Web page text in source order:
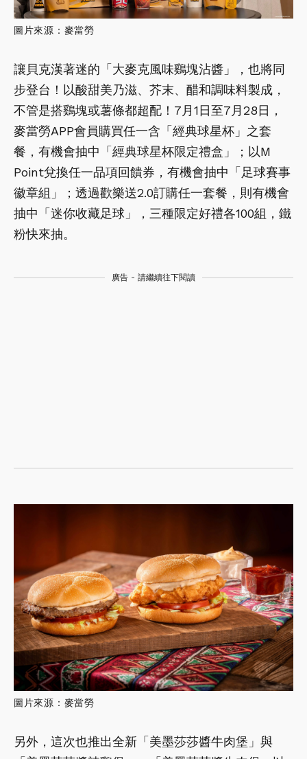
圖片來源：麥當勞
讓貝克漢著迷的「大麥克風味鷄塊沾醬」，也將同
步登台！以酸甜美乃滋、芥末、醋和調味料製成，
不管是搭鷄塊或薯條都超配！7月1日至7月28日，
麥當勞APP會員購買任一含「經典球星杯」之套
餐，有機會抽中「經典球星杯限定禮盒」；以M
Point兌換任一品項回饋券，有機會抽中「足球賽事
徽章組」；透過歡樂送2.0訂購任一套餐，則有機會
抽中「迷你收藏足球」，三種限定好禮各100組，鐵
粉快來抽。
廣告 - 請繼續往下閱讀
圖片來源：麥當勞
另外，這次也推出全新「美墨莎莎醬牛肉堡」與